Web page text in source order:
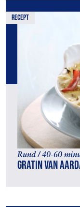
recept
Rund / 40-60
Gratin van